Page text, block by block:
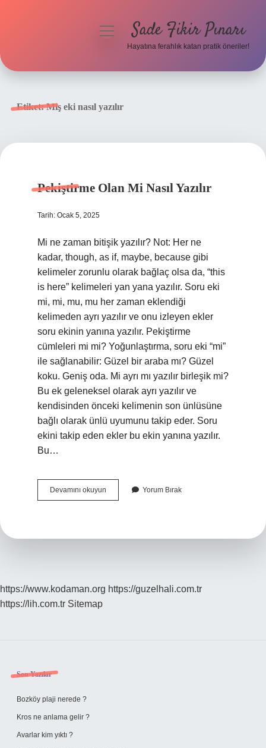
menüyüSade Fikir Pınarı
Hayatına ferahlık katan pratik öneriler!
Etiket:Miş eki nasıl yazılır
Pekiştirme Olan Mi Nasıl Yazılır
Tarih: Ocak 5, 2025
Mi ne zaman bitişik yazılır? Not: Her ne
kadar, though, as if, maybe, because gibi
kelimeler zorunlu olarak bağlaç olsa da, “this
is here” kelimeleri yan yana yazılır. Soru eki
mi, mi, mu, mu her zaman eklendiği
kelimeden ayrı yazılır ve onu izleyen ekler
soru ekinin yanına yazılır. Pekiştirme
cümleleri mi mi? Yoğunlaştırma, soru eki “mi”
ile sağlanabilir: Güzel bir araba mı? Güzel
koku. Geniş oda. Mi ayrı mı yazılır birleşik mi?
Bu ek geleneksel olarak ayrı yazılır ve
kendisinden önceki kelimenin son ünlüsüne
bağlı olarak ünlü uyumunu takip eder. Soru
ekini takip eden ekler bu ekin yanına yazılır.
Bu…
Devamını okuyun Pekiştirme
Olan
Yorum Bırak
https://www.kodaman.org https://guzelhali.com.tr
https://lih.com.tr Sitemap
Sidebar
Son Yazılar
Bozköy plaji nerede ?
Kros ne anlama gelir ?
Avarlar kim yıktı ?